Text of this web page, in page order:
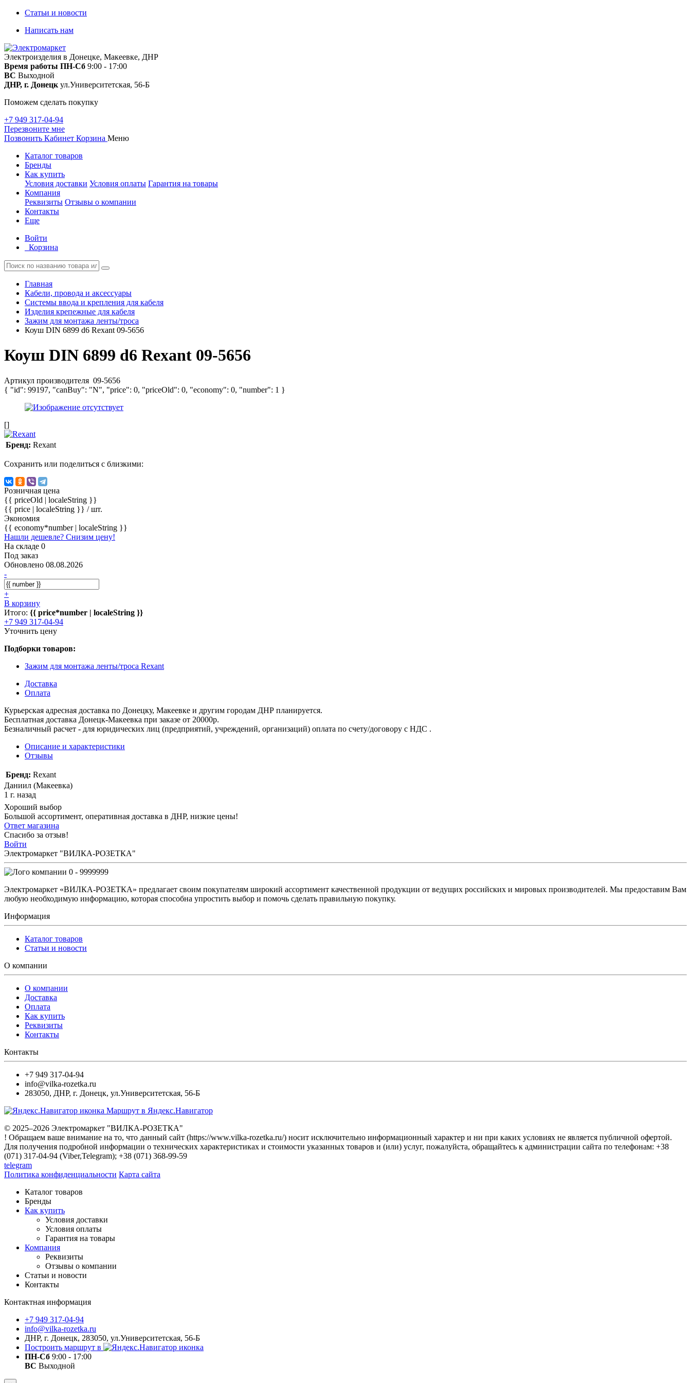
Статьи и новости
Написать нам
Электроизделия в Донецке, Макеевке, ДНР
Время работы ПН-Сб 9:00 - 17:00
ВС Выходной
ДНР, г. Донецк ул.Университетская, 56-Б
Поможем сделать покупку
+7 949 317-04-94
Перезвоните мне
Позвонить Кабинет Корзина Меню
Каталог товаров
Бренды
Как купить
Условия доставки Условия оплаты Гарантия на товары
Компания
Реквизиты Отзывы о компании
Контакты
Еще
Войти
Корзина
Главная
Кабели, провода и аксессуары
Системы ввода и крепления для кабеля
Изделия крепежные для кабеля
Зажим для монтажа ленты/троса
Коуш DIN 6899 d6 Rexant 09-5656
Коуш DIN 6899 d6 Rexant 09-5656
Артикул производителя 09-5656
{ "id": 99197, "canBuy": "N", "price": 0, "priceOld": 0, "economy": 0, "number": 1 }
[]
Бренд: Rexant
Сохранить или поделиться с близкими:
Розничная цена
{{ priceOld | localeString }}
{{ price | localeString }} / шт.
Экономия
{{ economy*number | localeString }}
Нашли дешевле? Снизим цену!
На складе 0
Под заказ
Обновлено 08.08.2026
-
+
В корзину
Итого: {{ price*number | localeString }}
+7 949 317-04-94
Уточнить цену
Подборки товаров:
Зажим для монтажа ленты/троса Rexant
Доставка
Оплата
Курьерская адресная доставка по Донецку, Макеевке и другим городам ДНР планируется.
Бесплатная доставка Донецк-Макеевка при заказе от 20000р.
Безналичный расчет - для юридических лиц (предприятий, учреждений, организаций) оплата по счету/договору с НДС .
Описание и характеристики
Отзывы
Бренд: Rexant
Даниил (Макеевка)
1 г. назад
Хороший выбор
Большой ассортимент, оперативная доставка в ДНР, низкие цены!
Ответ магазина
Спасибо за отзыв!
Войти
Электромаркет "ВИЛКА-РОЗЕТКА"
0 - 9999999
Электромаркет «ВИЛКА-РОЗЕТКА» предлагает своим покупателям широкий ассортимент качественной продукции от ведущих российских и мировых производителей. Мы предоставим Вам
любую необходимую информацию, которая способна упростить выбор и помочь сделать правильную покупку.
Информация
Каталог товаров
Статьи и новости
О компании
О компании
Доставка
Оплата
Как купить
Реквизиты
Контакты
Контакты
+7 949 317-04-94
info@vilka-rozetka.ru
283050, ДНР, г. Донецк, ул.Университетская, 56-Б
Маршрут в Яндекс.Навигатор
© 2025–2026 Электромаркет "ВИЛКА-РОЗЕТКА"
! Обращаем ваше внимание на то, что данный сайт (https://www.vilka-rozetka.ru/) носит исключительно информационный характер и ни при каких условиях не является публичной офертой.
Для получения подробной информации о технических характеристиках и стоимости указанных товаров и (или) услуг, пожалуйста, обращайтесь к администрации сайта по телефонам: +38
(071) 317-04-94 (Viber,Telegram); +38 (071) 368-99-59
telegram
Политика конфиденциальности Карта сайта
Каталог товаров
Бренды
Как купить
Условия доставки
Условия оплаты
Гарантия на товары
Компания
Реквизиты
Отзывы о компании
Статьи и новости
Контакты
Контактная информация
+7 949 317-04-94
info@vilka-rozetka.ru
ДНР, г. Донецк, 283050, ул.Университетская, 56-Б
Построить маршрут в
ПН-Сб 9:00 - 17:00
ВС Выходной